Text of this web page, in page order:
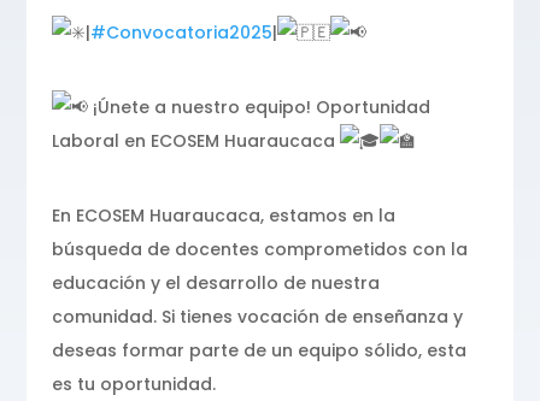
|#Convocatoria2025|
¡Únete a nuestro equipo! Oportunidad
Laboral en ECOSEM Huaraucaca
En ECOSEM Huaraucaca, estamos en la
búsqueda de docentes comprometidos con la
educación y el desarrollo de nuestra
comunidad. Si tienes vocación de enseñanza y
deseas formar parte de un equipo sólido, esta
es tu oportunidad.